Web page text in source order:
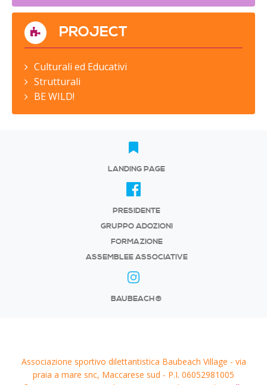
PROJECT
Culturali ed Educativi
Strutturali
BE WILD!
LANDING PAGE
PRESIDENTE
GRUPPO ADOZIONI
FORMAZIONE
ASSEMBLEE ASSOCIATIVE
BAUBEACH®
Associazione sportivo dilettantistica Baubeach Village - via
praia a mare snc, Maccarese sud - P.I. 06052981005